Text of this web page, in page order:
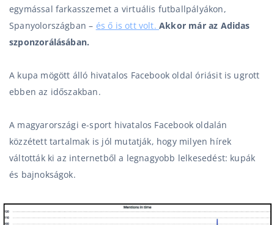
egymással farkasszemet a virtuális futballpályákon,
Spanyolországban – és ő is ott volt.Akkor már az Adidas
szponzorálásában.
A kupa mögött álló hivatalos Facebook oldal óriásit is ugrott
ebben az időszakban.
A magyarországi e-sport hivatalos Facebook oldalán
közzétett tartalmak is jól mutatják, hogy milyen hírek
váltották ki az internetből a legnagyobb lelkesedést: kupák
és bajnokságok.